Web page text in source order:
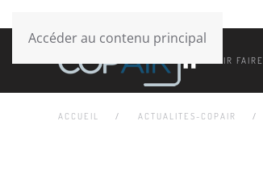
Accéder au contenu principal
SAVOIR FAIRE
ACCUEIL ACTUALITES-COPAIR